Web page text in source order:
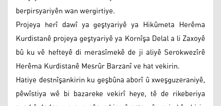
berpirsyariyên wan wergirtiye.
Projeya herî dawî ya geştyariyê ya Hikûmeta Herêma
Kurdistanê projeya geştyariyê ya Kornîşa Delal a li Zaxoyê
bû ku vê hefteyê di merasîmekê de ji aliyê Serokwezîrê
Herêma Kurdistanê Mesrûr Barzanî ve hat vekirin.
Hatiye destnîşankirin ku geşbûna aborî û xweşguzeraniyê,
pêwîstiya wê bi bazareke vekirî heye, tê de rikeberiya